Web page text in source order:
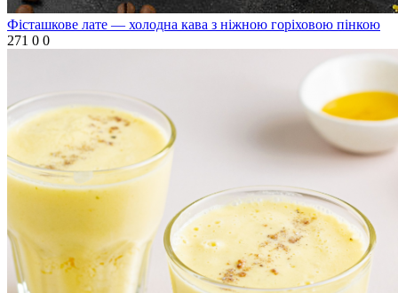
Фісташкове лате — холодна кава з ніжною горіховою пінкою
271 0 0